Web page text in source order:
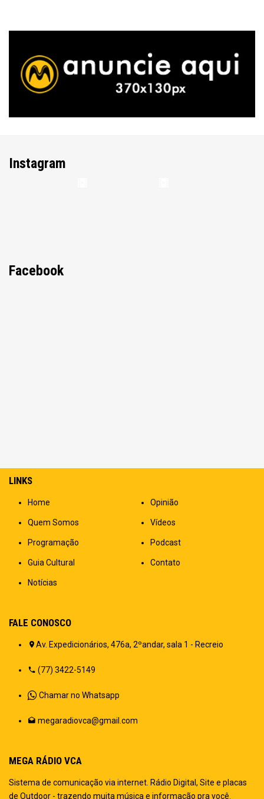
Instagram
Facebook
LINKS
Home
Quem Somos
Programação
Guia Cultural
Notícias
Opinião
Vídeos
Podcast
Contato
FALE CONOSCO
Av. Expedicionários, 476a, 2ºandar, sala 1 - Recreio
(77) 3422-5149
Chamar no Whatsapp
megaradiovca@gmail.com
MEGA RÁDIO VCA
Sistema de comunicação via internet. Rádio Digital, Site e placas
de Outdoor - trazendo muita música e informação pra você.